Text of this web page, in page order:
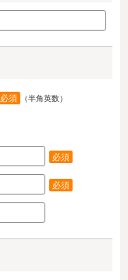
必須 （半角英数）
必須
必須